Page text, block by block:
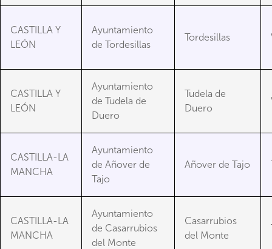
CASTILLA Y
LEÓN
Ayuntamiento
de Tordesillas
Tordesillas
CASTILLA Y
LEÓN
Ayuntamiento
de Tudela de
Duero
Tudela de
Duero
CASTILLA-LA
MANCHA
Ayuntamiento
de Añover de
Tajo
Añover de Tajo
CASTILLA-LA
MANCHA
Ayuntamiento
de Casarrubios
del Monte
Casarrubios
del Monte